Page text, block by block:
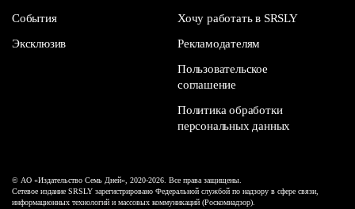
События
Эксклюзив
Хочу работать в SRSLY
Рекламодателям
Пользовательское
соглашение
Политика обработки
персональных данных
© АО «Издательство Семь Дней», 2020-2026. Все права защищены.
Сетевое издание SRSLY зарегистрировано Федеральной службой по надзору в сфере связи,
информационных технологий и массовых коммуникаций (Роскомнадзор).